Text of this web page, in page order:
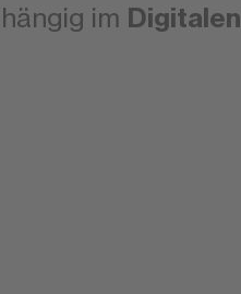
im Digitalen